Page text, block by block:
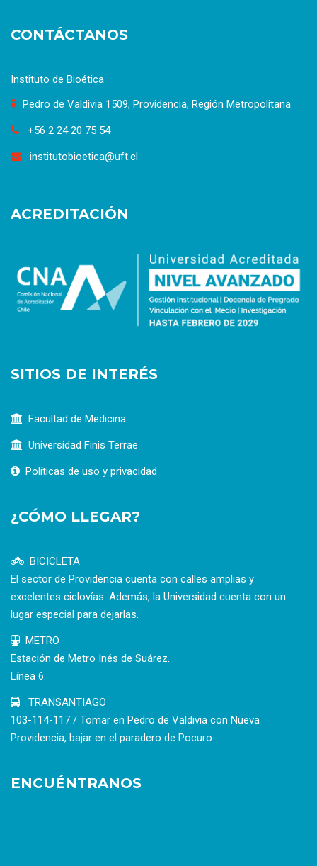
CONTÁCTANOS
Instituto de Bioética
Pedro de Valdivia 1509, Providencia, Región Metropolitana
+56 2 24 20 75 54
institutobioetica@uft.cl
ACREDITACIÓN
SITIOS DE INTERÉS
Facultad de Medicina
Universidad Finis Terrae
Políticas de uso y privacidad
¿CÓMO LLEGAR?
BICICLETA
El sector de Providencia cuenta con calles amplias y
excelentes ciclovías. Además, la Universidad cuenta con un
lugar especial para dejarlas.
METRO
Estación de Metro Inés de Suárez.
Línea 6.
TRANSANTIAGO
103-114-117 / Tomar en Pedro de Valdivia con Nueva
Providencia, bajar en el paradero de Pocuro.
ENCUÉNTRANOS